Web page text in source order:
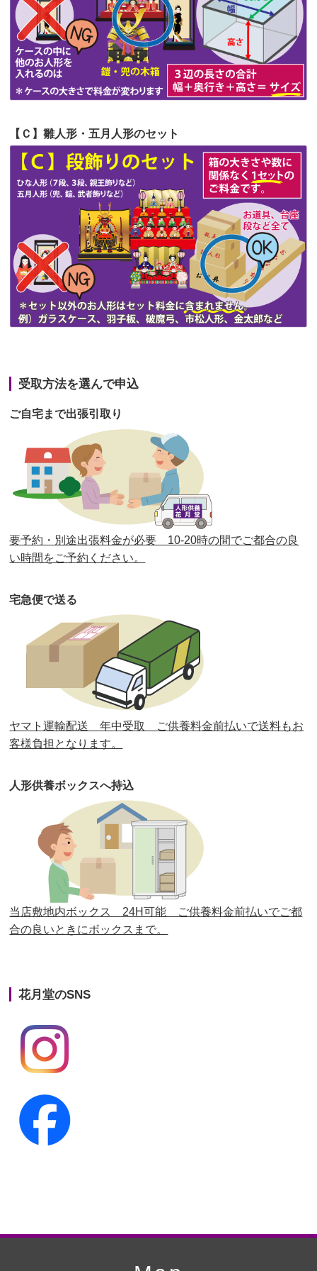
第53回人形供養祭令和4年7月1日(金)
第52回人形供養祭令和4年5月17日(火)
第51回人形供養祭令和4年4月18日(月)
第50回人形供養祭令和4年3月15日(火)
第49回人形供養祭令和4年1月17日(月)
第48回人形供養祭令和3年12月3日(金)
第47回人形供養祭 令和3年10月11日(月)
第46回人形供養祭 令和3年9月13日(月)
第45回人形供養祭令和3年7月12日(月)
第44回人形供養祭令和3年6月3日(木)
第43回人形供養祭令和3年4月23日(金)
第39回人形供養祭令和2年10月22日(木)
第38回人形供養祭 令和2年8月26日(水)
第37回人形供養祭 令和2年6月8日(月)
第36回人形供養祭 令和2年4月16日(木)
第35回人形供養祭令和2年2月13日(木)
第33回人形供養祭
第32回人形供養祭 令和元年6月12日(水)
第31回人形供養祭 平成31年3月13日(水)
第30回人形供養祭平成30年11月28日(水)
第29回人形供養祭平成30年5月23日(水)
第27回人形供養祭平成29年6月14日(水)
第26回人形供養祭平成28年12月15日(木)
第25回人形供養祭 平成28年6月16日(木)
第24回人形供養祭 平成27年11月27日
第23回人形供養祭平成26年12月5日
第22回人形供養祭平成26年4月28日
第20回人形供養祭
第19回人形供養祭
第18回人形供養祭
第16回人形供養祭
第15回人形供養祭
第12回人形供養祭平成22年3月9日
平成21年12月4日
【Ｃ】雛人形・五月人形のセット
受取方法を選んで申込
ご自宅まで出張引取り
要予約・別途出張料金が必要 10-20時の間でご都合の良
い時間をご予約ください。
宅急便で送る
ヤマト運輸配送 年中受取 ご供養料金前払いで送料もお
客様負担となります。
人形供養ボックスへ持込
当店敷地内ボックス 24H可能 ご供養料金前払いでご都
合の良いときにボックスまで。
花月堂のSNS